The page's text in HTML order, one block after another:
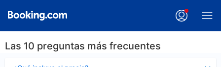
Las 10 preguntas más frecuentes